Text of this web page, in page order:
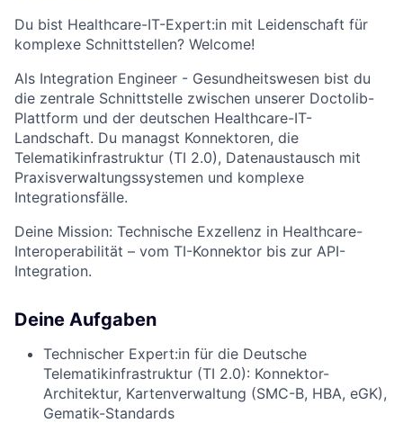
Du bist Healthcare-IT-Expert:in mit Leidenschaft für
komplexe Schnittstellen? Welcome!
Als Integration Engineer - Gesundheitswesen bist du
die zentrale Schnittstelle zwischen unserer Doctolib-
Plattform und der deutschen Healthcare-IT-
Landschaft. Du managst Konnektoren, die
Telematikinfrastruktur (TI 2.0), Datenaustausch mit
Praxisverwaltungssystemen und komplexe
Integrationsfälle.
Deine Mission: Technische Exzellenz in Healthcare-
Interoperabilität – vom TI-Konnektor bis zur API-
Integration.
Deine Aufgaben
Technischer Expert:in für die Deutsche
Telematikinfrastruktur (TI 2.0): Konnektor-
Architektur, Kartenverwaltung (SMC-B, HBA, eGK),
Gematik-Standards